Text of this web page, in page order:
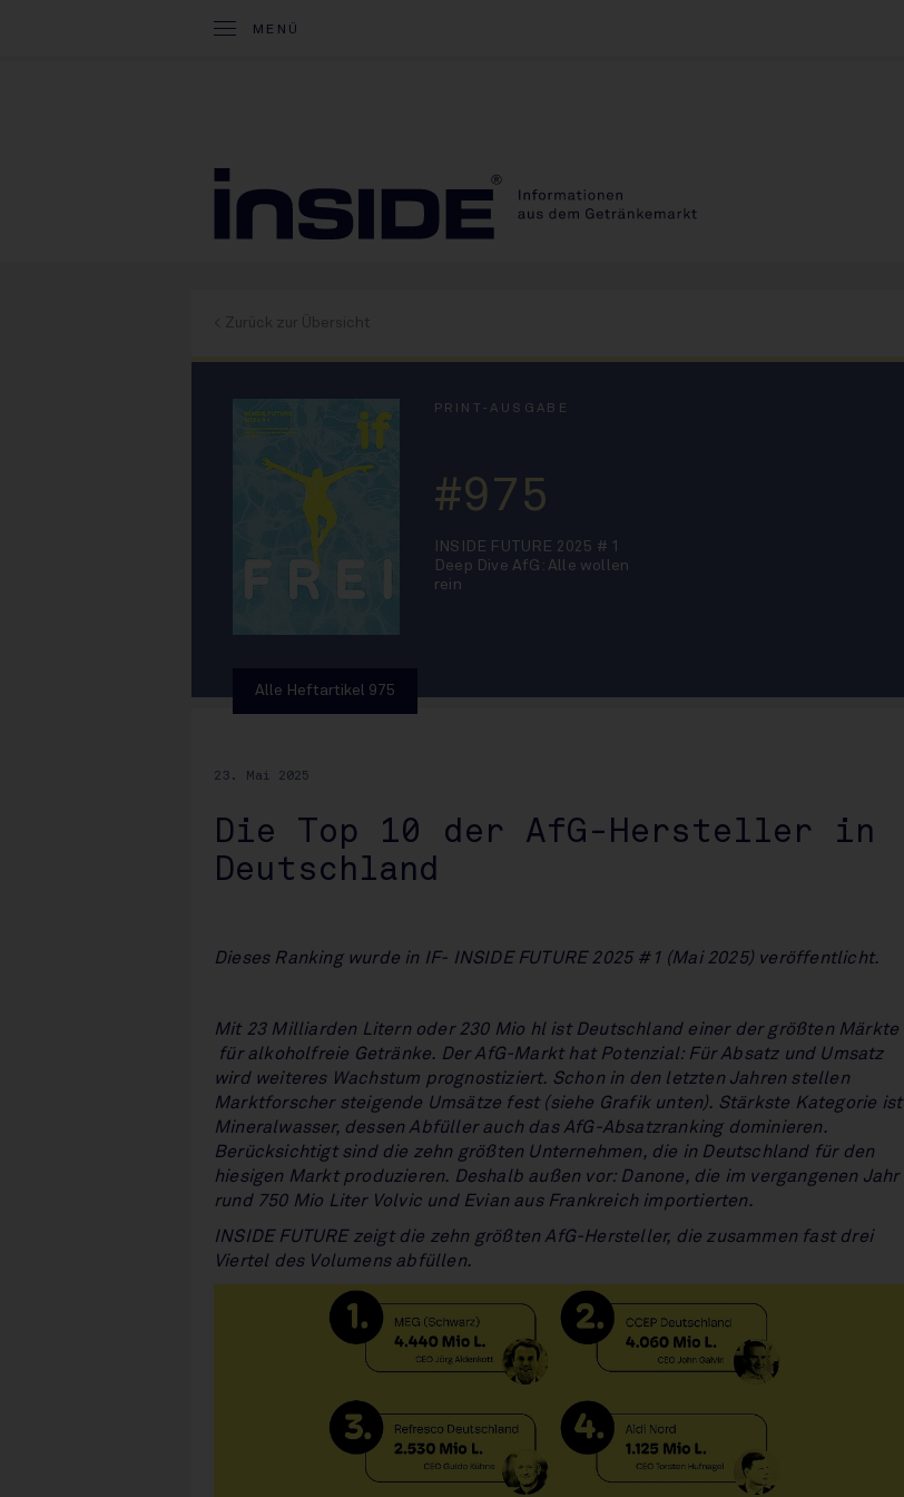
MENÜ
PRINT-AUSGABE
#975
INSIDE FUTURE 2025 # 1
Deep Dive AfG: Alle wollen
rein
Alle Heftartikel 975
23. Mai 2025
Die Top 10 der AfG-Hersteller in
Deutschland
Dieses Ranking wurde in IF- INSIDE FUTURE 2025 #1 (Mai 2025) veröffentlicht.
Mit 23 Milliarden Litern oder 230 Mio hl ist Deutschland einer der größten Märkte
für alkoholfreie Getränke. Der AfG-Markt hat Potenzial: Für Absatz und Umsatz
wird weiteres Wachstum prognostiziert. Schon in den letzten Jahren stellen
Marktforscher steigende Umsätze fest (siehe Grafik unten). Stärkste Kategorie ist
Mineralwasser, dessen Abfüller auch das AfG-Absatzranking dominieren.
Berücksichtigt sind die zehn größten Unternehmen, die in Deutschland für den
hiesigen Markt produzieren. Deshalb außen vor: Danone, die im vergangenen Jahr
rund 750 Mio Liter Volvic und Evian aus Frankreich importierten.
INSIDE FUTURE zeigt die zehn größten AfG-Hersteller, die zusammen fast drei
Viertel des Volumens abfüllen.